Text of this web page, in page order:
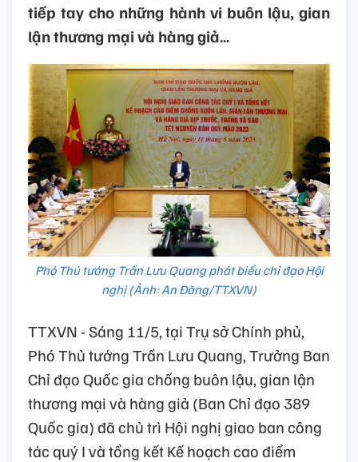
tiếp tay cho những hành vi buôn lậu, gian
lận thương mại và hàng giả…
Phó Thủ tướng Trần Lưu Quang phát biểu chỉ đạo Hội
nghị (Ảnh: An Đăng/TTXVN)
TTXVN - Sáng 11/5, tại Trụ sở Chính phủ,
Phó Thủ tướng Trần Lưu Quang, Trưởng Ban
Chỉ đạo Quốc gia chống buôn lậu, gian lận
thương mại và hàng giả (Ban Chỉ đạo 389
Quốc gia) đã chủ trì Hội nghị giao ban công
tác quý I và tổng kết Kế hoạch cao điểm